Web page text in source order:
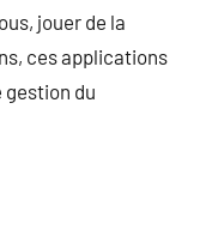
jouer de la
ces applications
du